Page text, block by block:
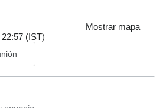
Mostrar mapa
(IST)